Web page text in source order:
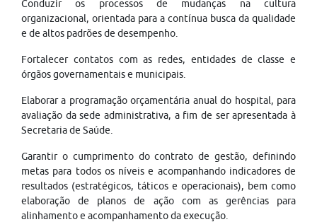
Conduzir os processos de mudanças na cultura
organizacional, orientada para a contínua busca da qualidade
e de altos padrões de desempenho.
Fortalecer contatos com as redes, entidades de classe e
órgãos governamentais e municipais.
Elaborar a programação orçamentária anual do hospital, para
avaliação da sede administrativa, a fim de ser apresentada à
Secretaria de Saúde.
Garantir o cumprimento do contrato de gestão, definindo
metas para todos os níveis e acompanhando indicadores de
resultados (estratégicos, táticos e operacionais), bem como
elaboração de planos de ação com as gerências para
alinhamento e acompanhamento da execução.